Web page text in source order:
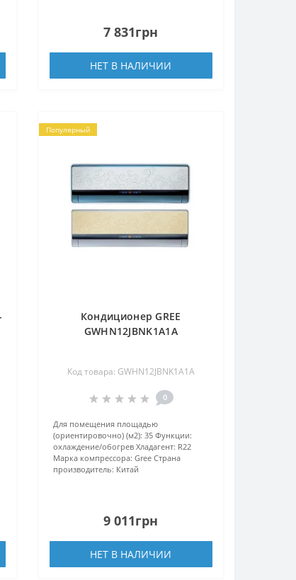
7 831грн
НЕТ В НАЛИЧИИ
Популярный
Кондиционер GREE
GWHN12JBNK1A1A
Код товара: GWHN12JBNK1A1A
0
Для помещения площадью
(ориентировочно) (м2): 35 Функции:
охлаждение/обогрев Хладагент: R22
Марка компрессора: Gree Страна
производитель: Китай
9 011грн
НЕТ В НАЛИЧИИ